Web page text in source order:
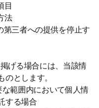
目
法
三者への提供を停止す
げる場合には、当該情
とします。
範囲内において個人情
する場合